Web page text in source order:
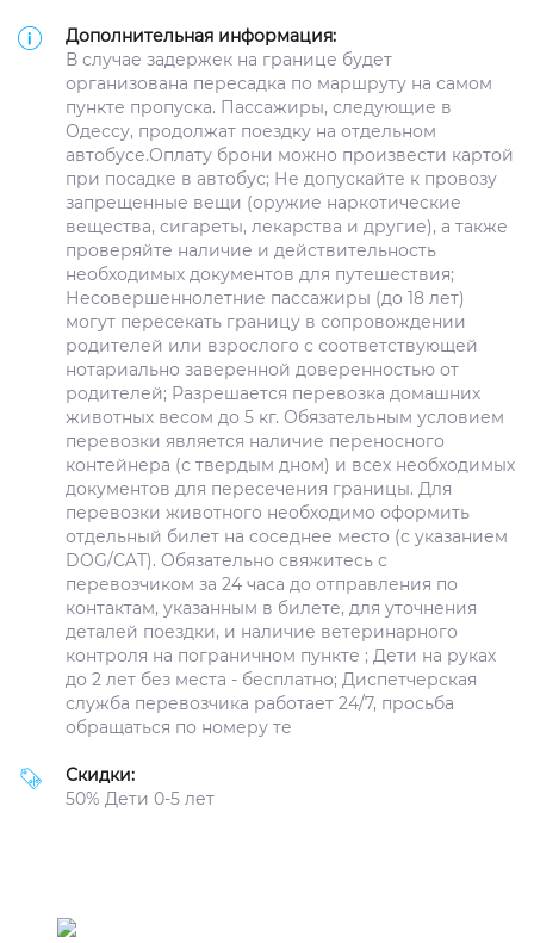
Дополнительная информация:
В случае задержек на границе будет
организована пересадка по маршруту на самом
пункте пропуска. Пассажиры, следующие в
Одессу, продолжат поездку на отдельном
автобусе.Оплату брони можно произвести картой
при посадке в автобус; Не допускайте к провозу
запрещенные вещи (оружие наркотические
вещества, сигареты, лекарства и другие), а также
проверяйте наличие и действительность
необходимых документов для путешествия;
Несовершеннолетние пассажиры (до 18 лет)
могут пересекать границу в сопровождении
родителей или взрослого с соответствующей
нотариально заверенной доверенностью от
родителей; Разрешается перевозка домашних
животных весом до 5 кг. Обязательным условием
перевозки является наличие переносного
контейнера (с твердым дном) и всех необходимых
документов для пересечения границы. Для
перевозки животного необходимо оформить
отдельный билет на соседнее место (с указанием
DOG/CAT). Обязательно свяжитесь с
перевозчиком за 24 часа до отправления по
контактам, указанным в билете, для уточнения
деталей поездки, и наличие ветеринарного
контроля на пограничном пункте ; Дети на руках
до 2 лет без места - бесплатно; Диспетчерская
служба перевозчика работает 24/7, просьба
обращаться по номеру те
Скидки:
50% Дети 0-5 лет